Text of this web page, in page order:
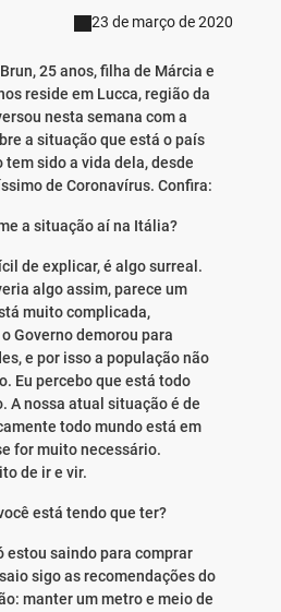
23 de março de 2020
25 anos, filha de Márcia e
reside em Lucca, região da
nesta semana com a
a situação que está o país
sido a vida dela, desde
de Coronavírus. Confira:
a situação aí na Itália?
de explicar, é algo surreal.
algo assim, parece um
muito complicada,
Governo demorou para
e por isso a população não
Eu percebo que está todo
A nossa atual situação é de
todo mundo está em
for muito necessário.
de ir e vir.
está tendo que ter?
estou saindo para comprar
sigo as recomendações do
manter um metro e meio de